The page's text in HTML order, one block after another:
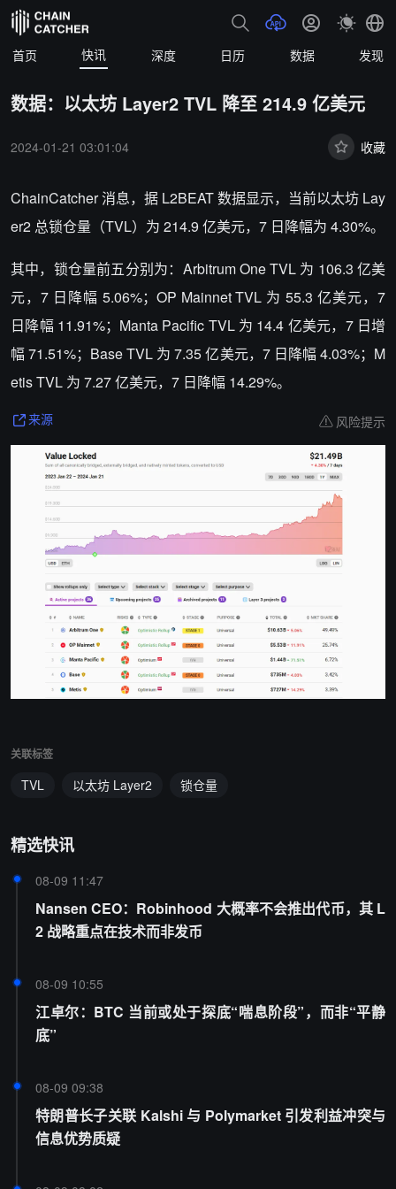
首页 快讯 深度 日历 数据 发现
数据：以太坊 Layer2 TVL 降至 214.9 亿美元
2024-01-21 03:01:04 收藏
ChainCatcher 消息，据 L2BEAT 数据显示，当前以太坊 Lay
er2 总锁仓量（TVL）为 214.9 亿美元，7 日降幅为 4.30%。
其中，锁仓量前五分别为： Arbitrum One TVL 为 106.3 亿美
元，7 日降幅 5.06%； OP Mainnet TVL 为 55.3 亿美元，7
日降幅 11.91%； Manta Pacific TVL 为 14.4 亿美元，7 日增
幅 71.51%；Base TVL 为 7.35 亿美元，7 日降幅 4.03%； M
etis TVL 为 7.27 亿美元，7 日降幅 14.29%。
来源 风险提示
关联标签
TVL 以太坊 Layer2 锁仓量
精选快讯
08-09 11:47
Nansen CEO：Robinhood 大概率不会推出代币，其 L
2 战略重点在技术而非发币
08-09 10:55
江卓尔：BTC 当前或处于探底“喘息阶段”，而非“平静
底”
08-09 09:38
特朗普长子关联 Kalshi 与 Polymarket 引发利益冲突与
信息优势质疑